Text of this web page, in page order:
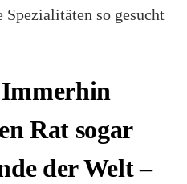
Spezialitäten so gesucht
Rat sogar
der Welt –